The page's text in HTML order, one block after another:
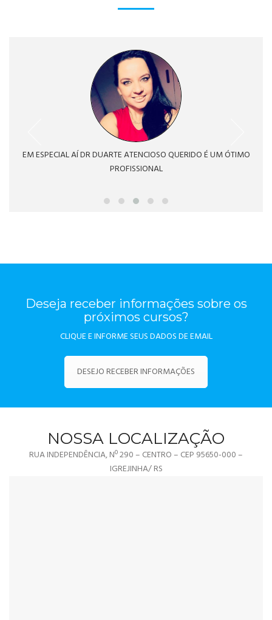
EM ESPECIAL AÍ DR DUARTE ATENCIOSO QUERIDO É UM ÓTIMO
PROFISSIONAL
Deseja receber informações sobre os
próximos cursos?
CLIQUE E INFORME SEUS DADOS DE EMAIL
DESEJO RECEBER INFORMAÇÕES
NOSSA LOCALIZAÇÃO
RUA INDEPENDÊNCIA, Nº 290 – CENTRO – CEP 95650-000 –
IGREJINHA/ RS